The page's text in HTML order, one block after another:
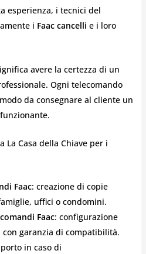
esperienza, i tecnici del
i Faac cancelli e i loro
avere la certezza di un
Ogni telecomando
da consegnare al cliente un
Casa della Chiave per i
Faac: creazione di copie
uffici o condomini.
Faac: configurazione
garanzia di compatibilità.
in caso di